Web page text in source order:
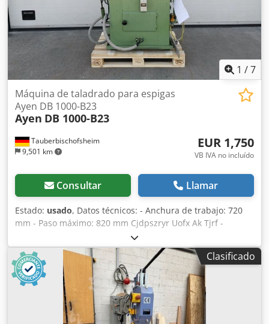
1 /7
Tauberbischofsheim
9,501 km
Máquina de taladrado para espigas
Ayen DB 1000-B23
Ayen DB 1000-B23
EUR 1,750
VB IVA no incluído
Consultar Llamar
Estado: usado, Datos técnicos: - Anchura de trabajo: 720
mm - Paso máximo: 820 mm Cjdpszryr Uofx Ak Tjrf -
Profundidad de perforación, vertical: 45 mm, horizontal:
120 mm
Clasificado